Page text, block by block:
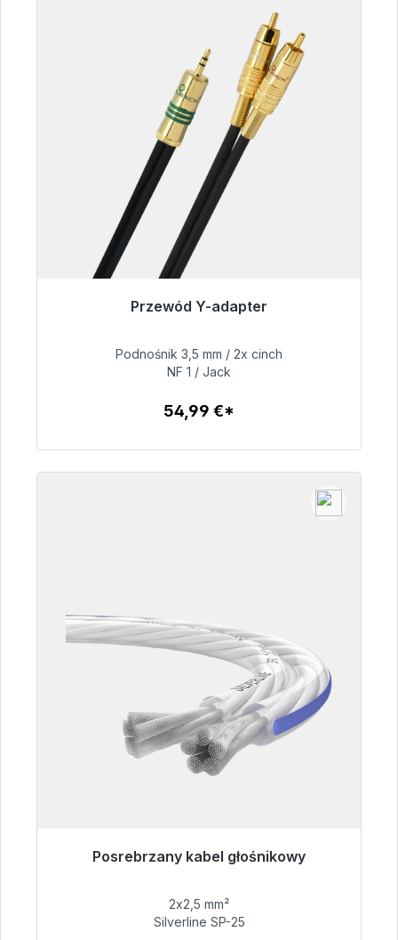
Przewód Y-adapter
Gotowy do natychmiastowej wysyłki, czas
54,99 €
Podnośnik 3,5 mm / 2x cinch
NF 1 / Jack
54,99 €*
Posrebrzany kabel głośnikowy
Gotowy do natychmiastowej wysyłki, czas
54,99 €
2x2,5 mm²
Silverline SP-25